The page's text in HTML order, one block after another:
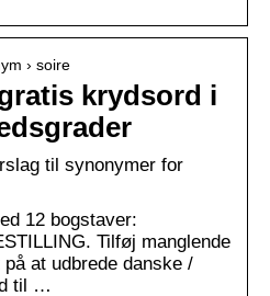
› soire
krydsord i
til synonymer for
12 bogstaver:
Tilføj manglende
at udbrede danske /
til …